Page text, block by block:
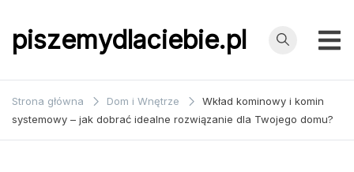
do
treścipiszemydlaciebie.pl
Strona główna Dom i Wnętrze
Wkład kominowy i komin
systemowy – jak dobrać idealne rozwiązanie dla Twojego domu?